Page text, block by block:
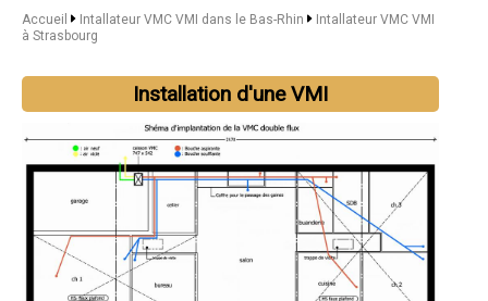
Accueil Intallateur VMC VMI dans le Bas-Rhin
Intallateur VMC VMI
à Strasbourg
Installation d'une VMI